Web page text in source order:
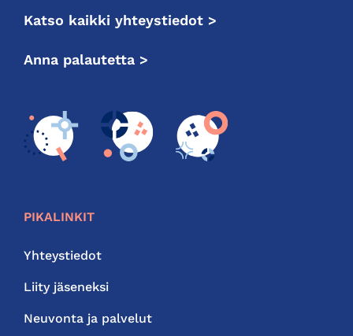
Katso kaikki yhteystiedot >
Anna palautetta >
PIKALINKIT
Yhteystiedot
Liity jäseneksi
Neuvonta ja palvelut